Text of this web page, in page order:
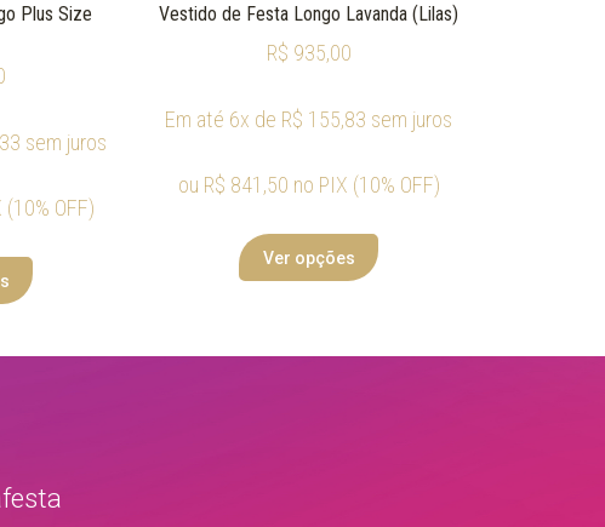
Plus Size
sem juros
(10% OFF)
Vestido de Festa Longo Lavanda (Lilas)
R$ 935,00
Em até 6x de R$ 155,83 sem juros
ou R$ 841,50 no PIX (10% OFF)
Ver opções